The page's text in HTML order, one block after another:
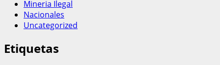
Mineria Ilegal
Nacionales
Uncategorized
Etiquetas